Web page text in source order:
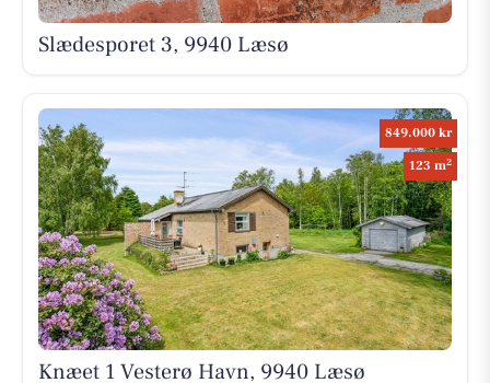
Slædesporet 3, 9940 Læsø
849.000 kr
123 m2
Knæet 1 Vesterø Havn, 9940 Læsø